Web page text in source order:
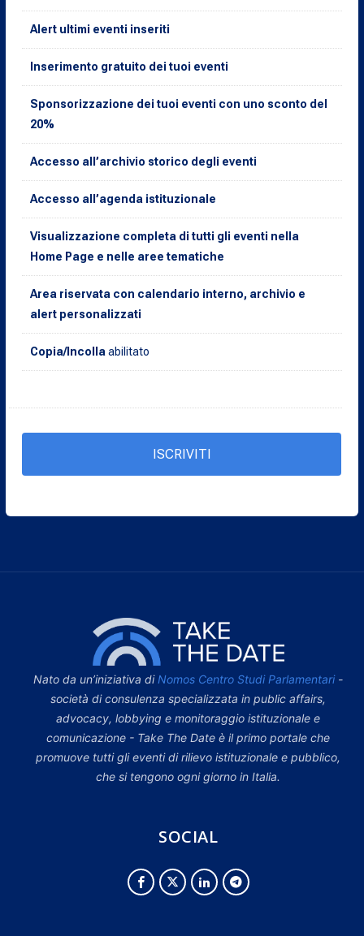
Alert ultimi eventi inseriti
Inserimento gratuito dei tuoi eventi
Sponsorizzazione dei tuoi eventi con uno sconto del
20%
Accesso all’archivio storico degli eventi
Accesso all’agenda istituzionale
Visualizzazione completa di tutti gli eventi nella
Home Page e nelle aree tematiche
Area riservata con calendario interno, archivio e
alert personalizzati
Copia/Incollaabilitato
ISCRIVITI
Nato da un’iniziativa di Nomos Centro Studi Parlamentari-
società di consulenza specializzata in public affairs,
advocacy, lobbying e monitoraggio istituzionale e
comunicazione - Take The Date è il primo portale che
promuove tutti gli eventi di rilievo istituzionale e pubblico,
che si tengono ogni giorno in Italia.
SOCIAL